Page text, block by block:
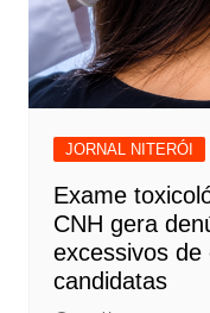
JORNAL NITERÓI
Exame
CNH gera
excessivos
candidatas